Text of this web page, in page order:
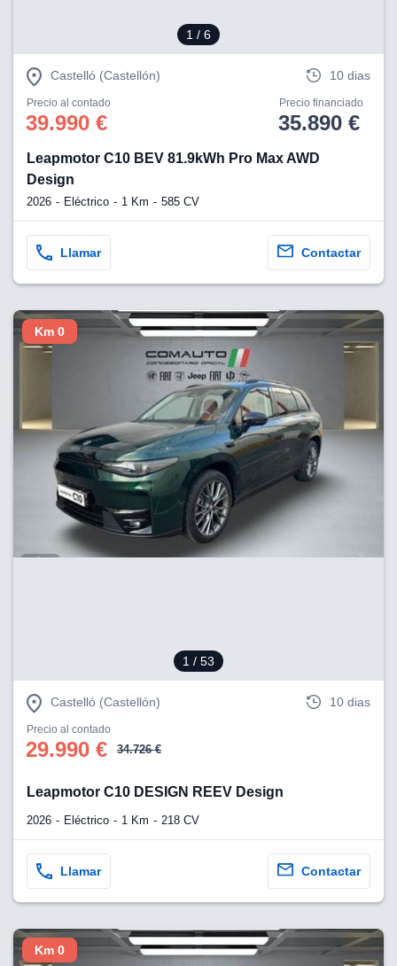
1 / 6
Castelló (Castellón) 10 dias
Precio al contado
39.990 €
Precio financiado
35.890 €
Leapmotor C10 BEV 81.9kWh Pro Max AWD
Design
2026 Eléctrico 1 Km 585 CV
Llamar Contactar
1 / 53
Km 0
Castelló (Castellón) 10 dias
Precio al contado
29.990 € 34.726 €
Leapmotor C10 DESIGN REEV Design
2026 Eléctrico 1 Km 218 CV
Llamar Contactar
Km 0